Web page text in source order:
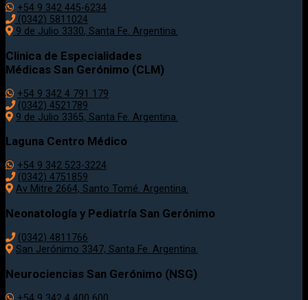
+54 9 342 445-6234
(0342) 5811024
9 de Julio 3330, Santa Fe. Argentina.
Clinica de Especialidades
Médicas San Gerónimo (CLM)
+54 9 342 4 791 179
(0342) 4521789
9 de Julio 3365, Santa Fe. Argentina.
Laguna Centro Médico
+54 9 342 523-3224
(0342) 4751859
Av Mitre 2664, Santo Tomé. Argentina.
Neonatología y Pediatría San Gerónimo
(0342) 4811766
San Jerónimo 3347, Santa Fe. Argentina.
Neurociencias San Gerónimo (NSG)